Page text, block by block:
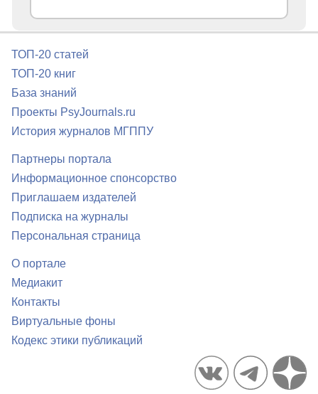
ТОП-20 статей
ТОП-20 книг
База знаний
Проекты PsyJournals.ru
История журналов МГППУ
Партнеры портала
Информационное спонсорство
Приглашаем издателей
Подписка на журналы
Персональная страница
О портале
Медиакит
Контакты
Виртуальные фоны
Кодекс этики публикаций